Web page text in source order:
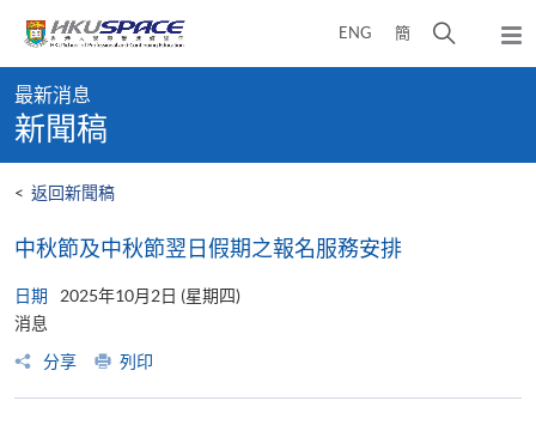
content
ENG 簡
開
彈
出
content
start
最新消息
新聞稿
< 返回新聞稿
中秋節及中秋節翌日假期之報名服務安排
日期
2025年10月2日 (星期四)
消息
分享
列印